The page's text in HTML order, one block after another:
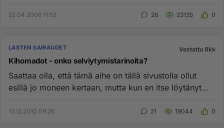
22.04.2006 11:53 26 23135 0
LASTEN SAIRAUDET Vastattu 8kk
Kihomadot - onko selviytymistarinoita?
Saattaa olla, että tämä aihe on tällä sivustolla ollut
esillä jo moneen kertaan, mutta kun en itse löytänyt
13.12.2010 09:26 21 19044 0